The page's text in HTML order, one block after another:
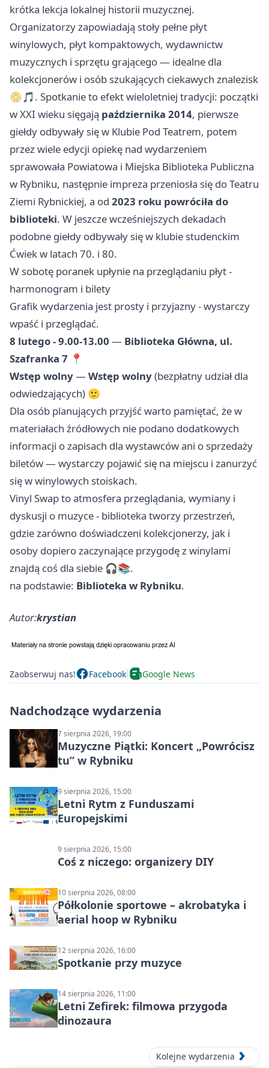
krótka lekcja lokalnej historii muzycznej.
Organizatorzy zapowiadają stoły pełne płyt
winylowych, płyt kompaktowych, wydawnictw
muzycznych i sprzętu grającego — idealne dla
kolekcjonerów i osób szukających ciekawych znalezisk
📀🎵. Spotkanie to efekt wieloletniej tradycji: początki
w XXI wieku sięgają października 2014, pierwsze
giełdy odbywały się w Klubie Pod Teatrem, potem
przez wiele edycji opiekę nad wydarzeniem
sprawowała Powiatowa i Miejska Biblioteka Publiczna
w Rybniku, następnie impreza przeniosła się do Teatru
Ziemi Rybnickiej, a od 2023 roku powróciła do
biblioteki. W jeszcze wcześniejszych dekadach
podobne giełdy odbywały się w klubie studenckim
Ćwiek w latach 70. i 80.
W sobotę poranek upłynie na przeglądaniu płyt -
harmonogram i bilety
Grafik wydarzenia jest prosty i przyjazny - wystarczy
wpaść i przeglądać.
8 lutego - 9.00-13.00 — Biblioteka Główna, ul.
Szafranka 7 📍
Wstęp wolny— Wstęp wolny(bezpłatny udział dla
odwiedzających) 🙂
Dla osób planujących przyjść warto pamiętać, że w
materiałach źródłowych nie podano dodatkowych
informacji o zapisach dla wystawców ani o sprzedaży
biletów — wystarczy pojawić się na miejscu i zanurzyć
się w winylowych stoiskach.
Vinyl Swap to atmosfera przeglądania, wymiany i
dyskusji o muzyce - biblioteka tworzy przestrzeń,
gdzie zarówno doświadczeni kolekcjonerzy, jak i
osoby dopiero zaczynające przygodę z winylami
znajdą coś dla siebie 🎧📚.
na podstawie: Biblioteka w Rybniku.
Autor:krystian
Zaobserwuj nas! Facebook Google News
Nadchodzące wydarzenia
7 sierpnia 2026, 19:00
Muzyczne Piątki: Koncert „Powrócisz
tu” w Rybniku
9 sierpnia 2026, 15:00
Letni Rytm z Funduszami
Europejskimi
9 sierpnia 2026, 15:00
Coś z niczego: organizery DIY
10 sierpnia 2026, 08:00
Półkolonie sportowe – akrobatyka i
aerial hoop w Rybniku
12 sierpnia 2026, 16:00
Spotkanie przy muzyce
14 sierpnia 2026, 11:00
Letni Zefirek: filmowa przygoda
dinozaura
Kolejne wydarzenia